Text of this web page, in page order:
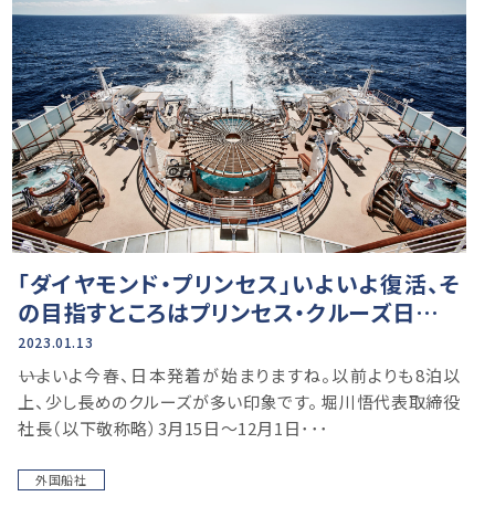
「ダイヤモンド・プリンセス」いよいよ復活、そ
の目指すところはプリンセス・クルーズ日本支
社／堀川悟代表取締役社長インタビュー
2023.01.13
――いよいよ今春、日本発着が始まりますね。以前よりも8泊以
上、少し長めのクルーズが多い印象です。 堀川悟代表取締役
社長（以下敬称略）3月15日～12月1日･･･
外国船社